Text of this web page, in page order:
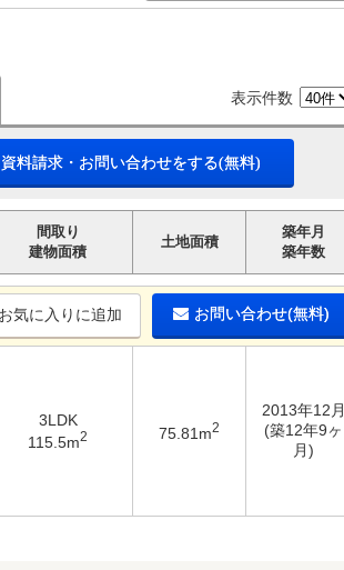
表示件数
資料請求・お問い合わせをする(無料)
間取り
建物面積
土地面積
築年月
築年数
お気に入りに追加 お問い合わせ(無料)
3LDK
115.5m2 75.81m2
2013年12月
(築12年9ヶ
月)